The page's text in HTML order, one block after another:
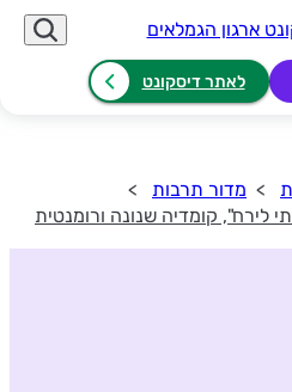
לאתר דיסקונט
מדור תרבות
לירח", קומדיה שנונה ורומנטית